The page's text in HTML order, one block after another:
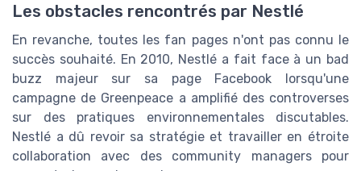
Les obstacles rencontrés par Nestlé
En revanche, toutes les fan pages n'ont pas connu le
succès souhaité. En 2010, Nestlé a fait face à un bad
buzz majeur sur sa page Facebook lorsqu'une
campagne de Greenpeace a amplifié des controverses
sur des pratiques environnementales discutables.
Nestlé a dû revoir sa stratégie et travailler en étroite
collaboration avec des community managers pour